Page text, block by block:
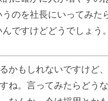
うのを社長にいってみ
ですけどどうでしょう。
かもしれないですけど
ね。言ってみたらどう